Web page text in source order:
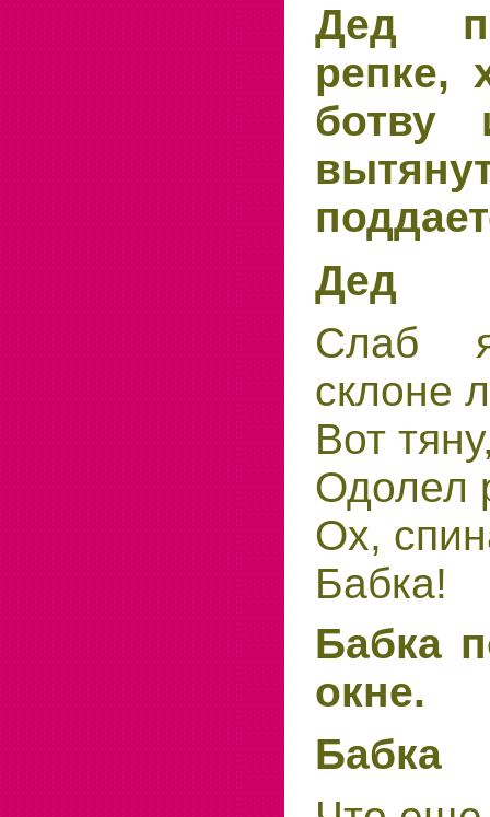
Дед
репке,
ботву
Дед
Слаб
склоне
Вот
Одолел
Ох,
Бабка!
Бабка
окне.
Бабка